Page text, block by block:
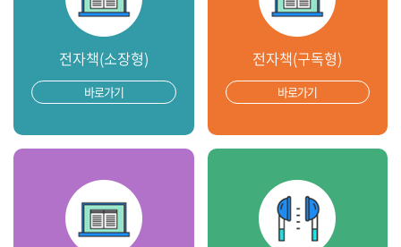
전자책(소장형)
바로가기
전자책(구독형)
바로가기